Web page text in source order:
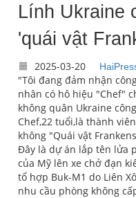
Lính Ukraine
'quái vật
2025-03-20
"Tôi đang đảm nhận
nhân có hô hiệu "Chef"
không quân Ukraine
Chef,22 tuổi,là thành
không "Quái vật
Đây là dự án lắp tên lửa
của Mỹ lên xe chở đạn
tổ hợp Buk-M1 do Liên
nhu cầu phòng không